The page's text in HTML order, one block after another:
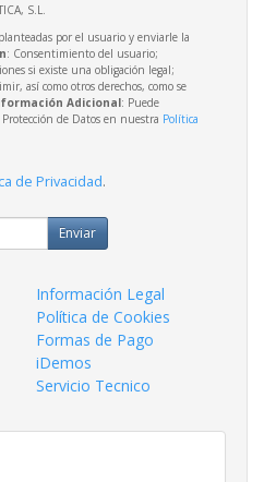
S.L.
por el usuario y enviarle la
: Consentimiento del usuario;
si existe una obligación legal;
así como otros derechos, como se
Adicional: Puede
de Datos en nuestra Política
de Privacidad.
Enviar
Información Legal
Política de Cookies
Formas de Pago
iDemos
Servicio Tecnico